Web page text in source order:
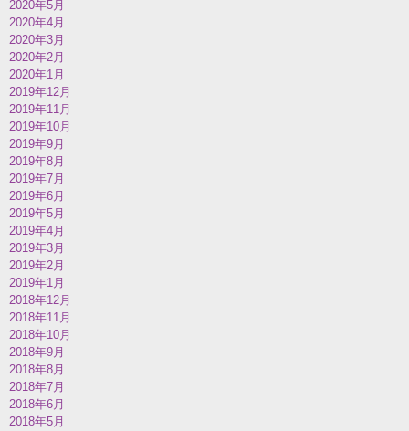
2020年5月
2020年4月
2020年3月
2020年2月
2020年1月
2019年12月
2019年11月
2019年10月
2019年9月
2019年8月
2019年7月
2019年6月
2019年5月
2019年4月
2019年3月
2019年2月
2019年1月
2018年12月
2018年11月
2018年10月
2018年9月
2018年8月
2018年7月
2018年6月
2018年5月